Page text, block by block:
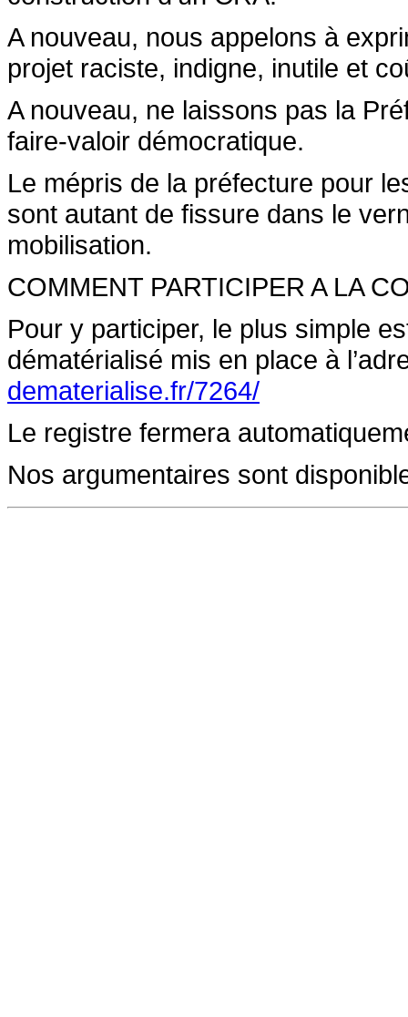
A nouveau, nous appelons à
projet raciste, indigne, inutile et
A nouveau, ne laissons pas la
faire-valoir démocratique.
Le mépris de la préfecture pour
sont autant de fissure dans le
mobilisation.
COMMENT PARTICIPER A LA
Pour y participer, le plus simple
dématérialisé mis en place à
dematerialise.fr/7264/
Le registre fermera
Nos argumentaires sont